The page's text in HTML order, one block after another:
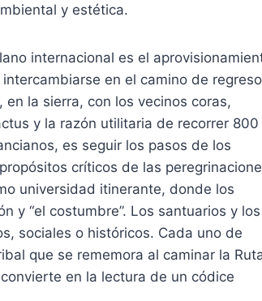
y estética.
internacional es el
en el camino de regreso
la sierra, con los vecinos coras,
y la razón utilitaria de recorrer 800
es seguir los pasos de los
críticos de las
universidad itinerante, donde los
y “el costumbre”. Los santuarios y los
sociales o históricos. Cada uno de
que se rememora al caminar la
en la lectura de un códice